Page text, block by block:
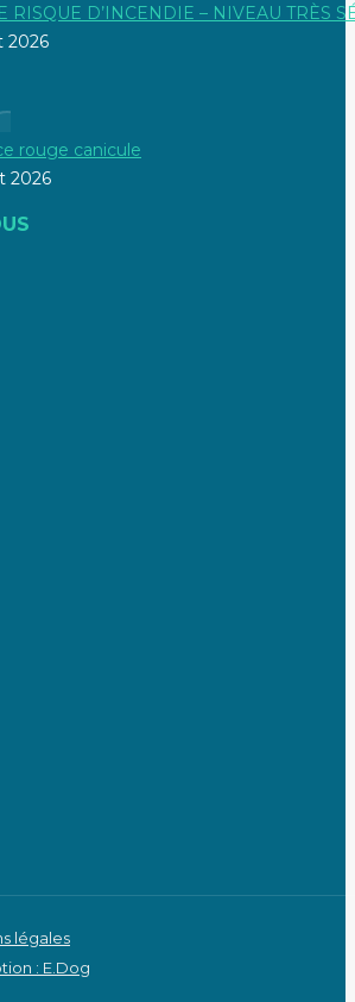
RISQUE D’INCENDIE – NIVEAU TRÈS
2026
rouge canicule
2026
légales
: E.Dog